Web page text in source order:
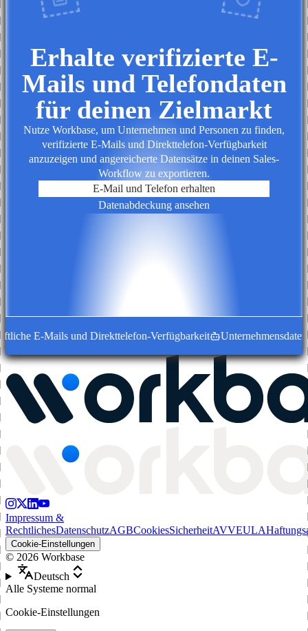
Erhalte verifizierte E-
Mails und Telefondaten
für deinen Zielmarkt
Nutze Workbase, um Unternehmen und Personen zu finden,
verifizierte E-Mails und Direkttelefon-Verfügbarkeit
anzuzeigen und angereicherte Datensätze in deinen Sales-
Workflow zu exportieren.
E-Mail und Telefon erhalten
Datenabdeckung ansehen
E-Mails und Direkttelefon-Verfügbarkeit
Impressum &
RechtlichesDatenschutzAGBCookiesSicherheitAVVEULA
Cookie-Einstellungen
© 2026 Workbase
Deutsch
Alle Systeme normal
Cookie-Einstellungen